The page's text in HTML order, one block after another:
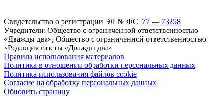
Свидетельство о регистрации ЭЛ № ФС 77 — 73258
Учредители: Общество с ограниченной ответственностью
«Дважды два», Общество с ограниченной ответственностью
«Редакция газеты «Дважды два»
Правила использования материалов
Политика в отношении обработки персональных данных
Политика использования файлов cookie
Согласие на обработку персональных данных
Обновить страницу